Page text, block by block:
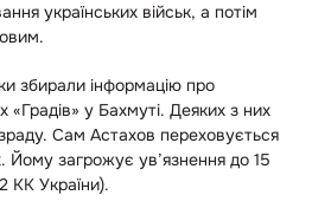
українських військ, а потім
збирали інформацію про
«Градів» у Бахмуті. Деяких з них
Сам Астахов переховується
Йому загрожує ув’язнення до 15
КК України).